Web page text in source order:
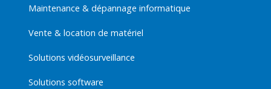
Maintenance & dépannage informatique
Vente & location de matériel
Solutions vidéosurveillance
Solutions software